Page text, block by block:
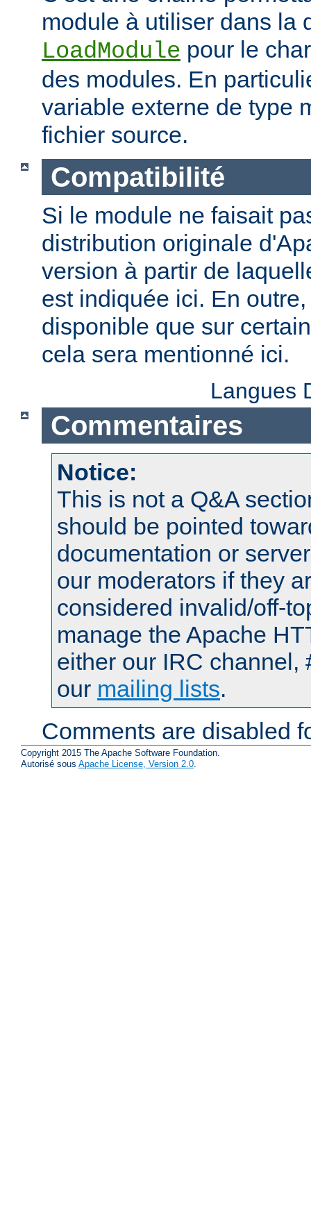
module à utiliser dans la
LoadModule pour le
des modules. En
variable externe de type
fichier source.
Compatibilité
Si le module ne faisait
distribution originale
version à partir de
est indiquée ici. En
disponible que sur
cela sera mentionné ici.
Langues
Commentaires
Notice:
This is not a Q&A
should be pointed
documentation or
our moderators if they
considered invalid/off-
manage the Apache
either our IRC channel,
our mailing lists.
Comments are disabled
Copyright 2015 The Apache Software Foundation.
Autorisé sous Apache License, Version 2.0.